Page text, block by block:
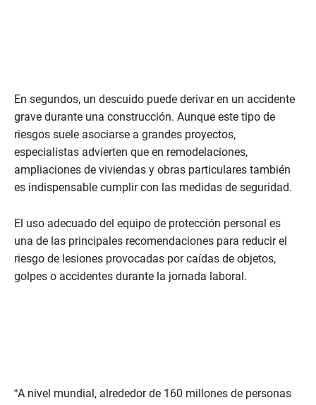
En segundos, un descuido puede derivar en un accidente
grave durante una construcción. Aunque este tipo de
riesgos suele asociarse a grandes proyectos,
especialistas advierten que en remodelaciones,
ampliaciones de viviendas y obras particulares también
es indispensable cumplir con las medidas de seguridad.
El uso adecuado del equipo de protección personal es
una de las principales recomendaciones para reducir el
riesgo de lesiones provocadas por caídas de objetos,
golpes o accidentes durante la jornada laboral.
“A nivel mundial, alrededor de 160 millones de personas